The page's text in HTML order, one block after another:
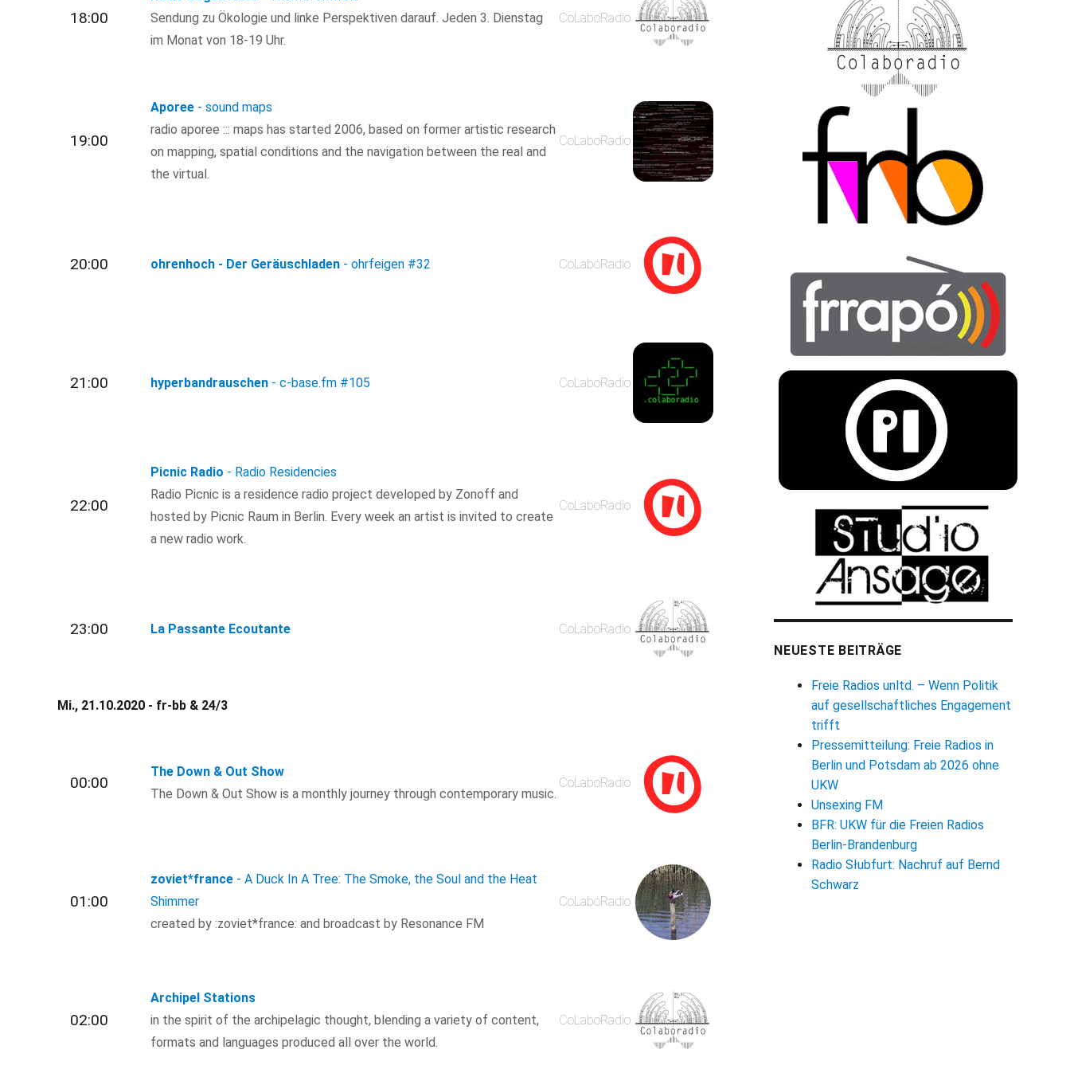
18:00
Sendung zu Ökologie und linke Perspektiven darauf. Jeden 3. Dienstag
im Monat von 18-19 Uhr.
CoLaboRadio
19:00
Aporee - sound maps
radio aporee ::: maps has started 2006, based on former artistic research
on mapping, spatial conditions and the navigation between the real and
the virtual.
CoLaboRadio
20:00 ohrenhoch - Der Geräuschladen - ohrfeigen #32 CoLaboRadio
21:00 hyperbandrauschen - c-base.fm #105 CoLaboRadio
22:00
Picnic Radio - Radio Residencies
Radio Picnic is a residence radio project developed by Zonoff and
hosted by Picnic Raum in Berlin. Every week an artist is invited to create
a new radio work.
CoLaboRadio
23:00 La Passante Ecoutante CoLaboRadio
Mi., 21.10.2020 - fr-bb & 24/3
00:00
The Down & Out Show
The Down & Out Show is a monthly journey through contemporary music.
CoLaboRadio
01:00
zoviet*france - A Duck In A Tree: The Smoke, the Soul and the Heat
Shimmer
created by :zoviet*france: and broadcast by Resonance FM
CoLaboRadio
02:00
Archipel Stations
in the spirit of the archipelagic thought, blending a variety of content,
formats and languages produced all over the world.
CoLaboRadio
NEUESTE BEITRÄGE
Freie Radios unltd. – Wenn Politik
auf gesellschaftliches Engagement
trifft
Pressemitteilung: Freie Radios in
Berlin und Potsdam ab 2026 ohne
UKW
Unsexing FM
BFR: UKW für die Freien Radios
Berlin-Brandenburg
Radio Słubfurt: Nachruf auf Bernd
Schwarz